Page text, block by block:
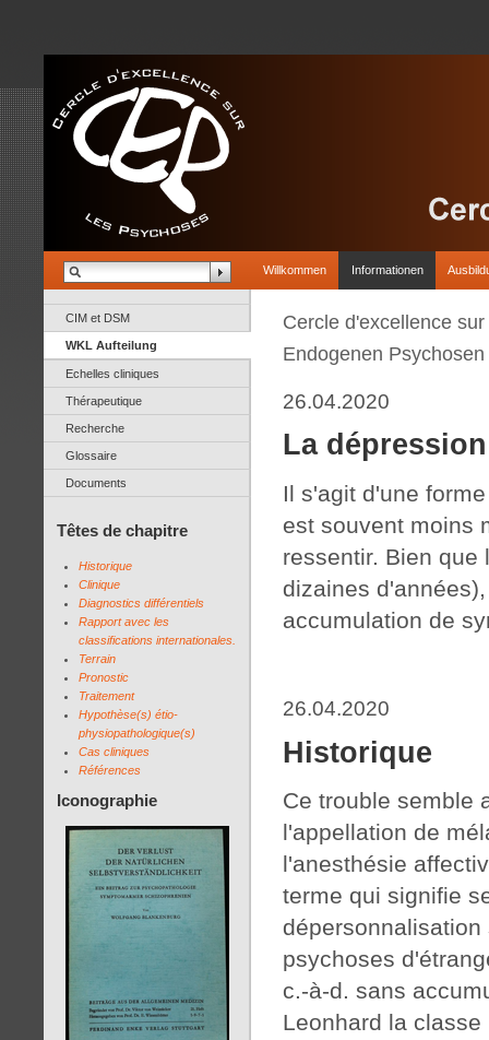
Willkommen Informationen
CIM et DSM
WKL Aufteilung
Echelles cliniques
Thérapeutique
Recherche
Glossaire
Documents
Têtes de chapitre
Historique
Clinique
Diagnostics différentiels
Rapport avec les
classifications internationales.
Terrain
Pronostic
Traitement
Hypothèse(s) étio-
physiopathologique(s)
Cas cliniques
Références
Iconographie
Cercle d'excellence
Endogenen Psychosen
26.04.2020
La
Il s'agit d'une
est souvent moins
ressentir. Bien
dizaines
accumulation de
26.04.2020
Historique
Ce trouble semble
l'appellation de
l'anesthésie
terme qui signifie
psychoses
c.-à-d. sans
Leonhard la